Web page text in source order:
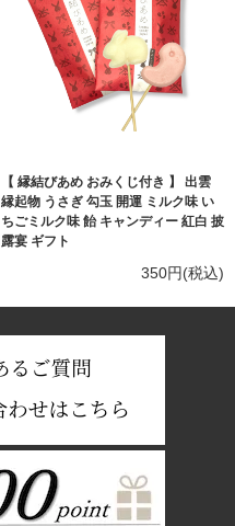
【 縁結びあめ おみくじ付き 】 出雲
縁起物 うさぎ 勾玉 開運 ミルク味 い
ちごミルク味 飴 キャンディー 紅白 披
露宴 ギフト
350円(税込)